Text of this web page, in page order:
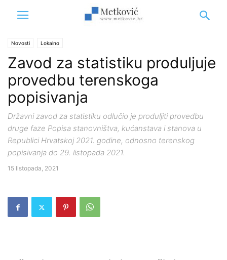
Novosti Lokalno
Zavod za statistiku produljuje
provedbu terenskoga
popisivanja
Državni zavod za statistiku odlučio je produljiti provedbu
druge faze Popisa stanovništva, kućanstava i stanova u
Republici Hrvatskoj 2021. godine, odnosno terenskog
popisivanja do 29. listopada 2021.
15 listopada, 2021